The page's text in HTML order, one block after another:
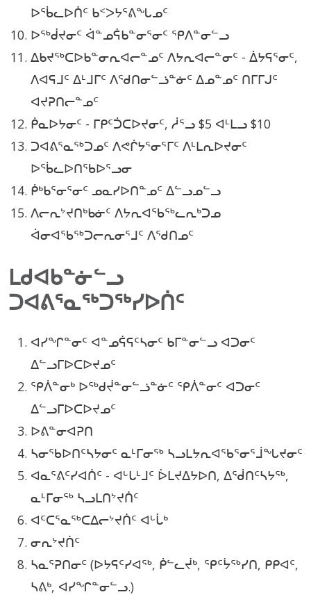
ᐅᖄᓚᐅᑏᑦ ᑲᑉᐳᔭᕐᕕᖓᓄᑦ
ᐅᖅᑰᔪᓂᑦ ᐋᓐᓄᕌᑲᓐᓂᕐᓂᑦ ᕿᐱᓐᓂᓪᓗ
ᐃᑲᔪᖅᑕᐅᑲᓐᓂᕆᐊᓕᓐᓄᑦ ᐱᔭᕆᐊᓕᓐᓂᑦ - ᐄᔭᕋᕐᓂᑦ,
ᐱᐊᕋᒧᑦ ᐃᒻᒧᒥᑦ ᐱᖁᑎᓂᓪᓘᓐᓃᑦ ᐃᓄᓐᓄᑦ ᑎᒥᒥᒍᑦ
ᐊᔪᕈᑎᓕᓐᓄᑦ
ᑮᓇᐅᔭᓂᑦ - ᒥᑭᑦᑑᑕᐅᔪᓂᑦ, ᓲᕐᓗ $5 ᐊᒻᒪᓗ $10
ᑐᐊᕕᕐᓇᖅᑐᓄᑦ ᐱᕙᒌᔭᕐᓂᕐᒥᑦ ᐱᒻᒪᕆᐅᔪᓂᑦ
ᐅᖄᓚᐅᑎᖃᐅᕐᓗᓂ
ᑮᒃᑲᕐᓂᕐᓂᑦ ᓄᓇᓯᐅᑎᓐᓄᑦ ᐃᓪᓗᓄᓪᓗ
ᐱᓕᕆᔾᔪᑎᒃᑲᓃᑦ ᐱᔭᕆᐊᖃᖅᓚᕆᒃᑐᓄ
ᐋᓂᐊᖃᖅᑐᓕᕆᓂᕐᒧᑦ ᐱᖁᑎᓄᑦ
ᒪᑯᐊᑲᓐᓃᓪᓗ
ᑐᐊᕕᕐᓇᖅᑐᖅᓯᐅᑏᑦ
ᐊᓯᖏᓐᓂᑦ ᐊᓐᓄᕌᕋᑦᓴᓂᑦ ᑲᒥᓐᓂᓪᓗ ᐊᑐᓂᑦ
ᐃᓪᓗᒥᐅᑕᐅᔪᓄᑦ
ᕿᐲᓐᓂᒃ ᐅᖅᑯᔫᓐᓂᓪᓘᓐᓃᑦ ᕿᐲᓐᓂᑦ ᐊᑐᓂᑦ
ᐃᓪᓗᒥᐅᑕᐅᔪᓄᑦ
ᐅᕕᓐᓂᐊᕈᑎ
ᓴᓂᖃᐅᑎᑦᓴᔭᓂᑦ ᓇᒻᒥᓂᖅ ᓴᓗᒪᔭᕆᐊᖃᕐᓂᕐᒨᖓᔪᓂᑦ
ᐊᓇᕐᕕᑦᓯᐊᑏᑦ - ᐊᒡᒐᒻᒧᑦ ᐆᒪᔪᐃᔭᐅᑎ, ᐃᖂᑎᑦᓴᔭᖅ,
ᓇᒻᒥᓂᖅ ᓴᓗᒪᑎᔾᔪᑏᑦ
ᐊᑦᑕᕐᓇᖅᑕᐃᓕᔾᔪᑏᑦ ᐊᒡᒑᒃ
ᓂᕆᔾᔪᑏᑦ
ᓴᓇᕐᕈᑎᓂᑦ (ᐅᔭᕋᑦᓯᐊᖅ, ᑮᓪᓚᔫᒃ, ᕿᑦᔮᖅᓯᑎ, ᑭᑭᐊᑦ,
ᓴᕕᒃ, ᐊᓯᖏᓐᓂᓪᓗ.)